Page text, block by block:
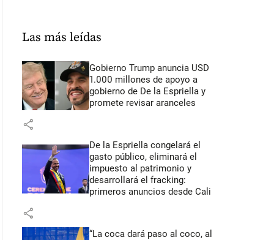
Las más leídas
Gobierno Trump anuncia USD
1.000 millones de apoyo a
gobierno de De la Espriella y
promete revisar aranceles
share
De la Espriella congelará el
gasto público, eliminará el
impuesto al patrimonio y
desarrollará el fracking:
primeros anuncios desde Cali
share
“La coca dará paso al coco, al